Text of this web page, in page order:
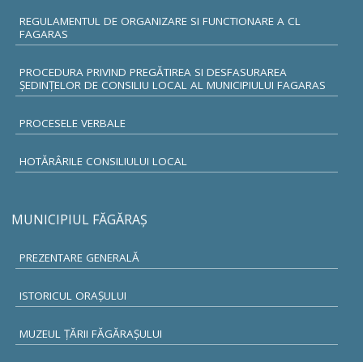
REGULAMENTUL DE ORGANIZARE SI FUNCTIONARE A CL
FAGARAS
PROCEDURA PRIVIND PREGĂTIREA SI DESFASURAREA
ȘEDINȚELOR DE CONSILIU LOCAL AL MUNICIPIULUI FAGARAS
PROCESELE VERBALE
HOTĂRÂRILE CONSILIULUI LOCAL
MUNICIPIUL FĂGĂRAŞ
PREZENTARE GENERALĂ
ISTORICUL ORAŞULUI
MUZEUL ŢĂRII FĂGĂRAŞULUI